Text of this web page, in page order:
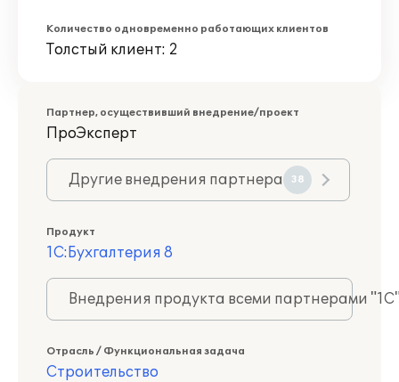
Количество одновременно работающих клиентов
Толстый клиент: 2
Партнер, осуществивший внедрение/проект
ПроЭксперт
Другие внедрения партнера 38
Продукт
1С:Бухгалтерия 8
Внедрения продукта всеми партнерами
Отрасль / Функциональная задача
Строительство